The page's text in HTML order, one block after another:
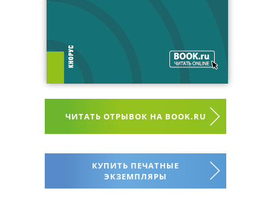
ЧИТАТЬ ОТРЫВОК НА BOOK.RU
КУПИТЬ ПЕЧАТНЫЕ
ЭКЗЕМПЛЯРЫ